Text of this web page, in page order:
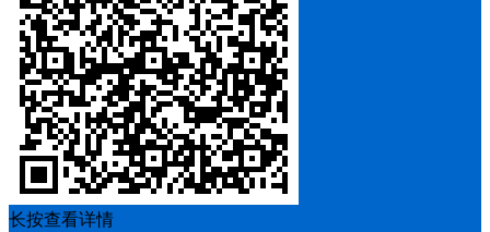
长按查看详情